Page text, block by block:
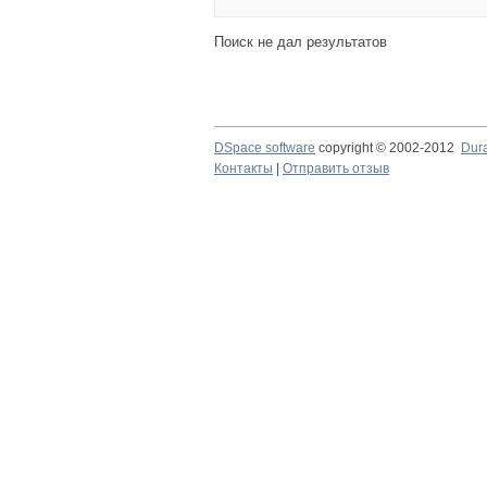
Поиск не дал результатов
DSpace software copyright © 2002-2012
Контакты
Отправить отзыв